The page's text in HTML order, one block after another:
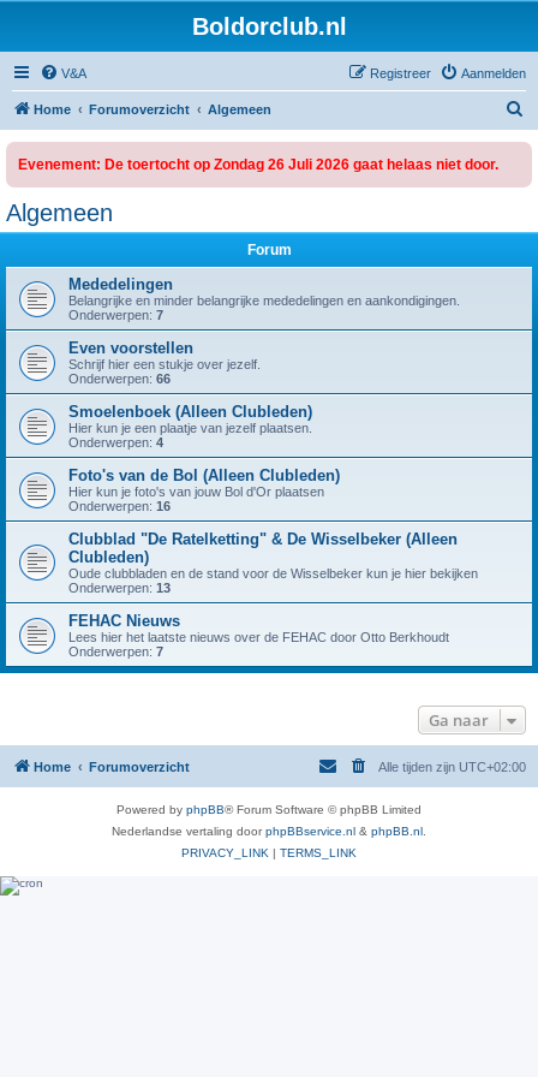
Boldorclub.nl
V&A Aanmelden
Registreer
Home Forumoverzicht Algemeen
Evenement: De toertocht op Zondag 26 Juli 2026 gaat helaas niet door.
Algemeen
Forum
Mededelingen
Belangrijke en minder belangrijke mededelingen en aankondigingen.
Onderwerpen: 7
Even voorstellen
Schrijf hier een stukje over jezelf.
Onderwerpen: 66
Smoelenboek (Alleen Clubleden)
Hier kun je een plaatje van jezelf plaatsen.
Onderwerpen: 4
Foto's van de Bol (Alleen Clubleden)
Hier kun je foto's van jouw Bol d'Or plaatsen
Onderwerpen: 16
Clubblad "De Ratelketting" & De Wisselbeker (Alleen
Clubleden)
Oude clubbladen en de stand voor de Wisselbeker kun je hier bekijken
Onderwerpen: 13
FEHAC Nieuws
Lees hier het laatste nieuws over de FEHAC door Otto Berkhoudt
Onderwerpen: 7
Ga naar
Home Forumoverzicht Alle tijden zijn UTC+02:00
Powered by phpBB® Forum Software © phpBB Limited
Nederlandse vertaling doorphpBBservice.nl & phpBB.nl
PRIVACY_LINK | TERMS_LINK